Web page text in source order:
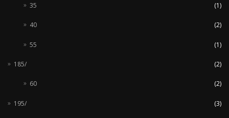
35 (1)
40 (2)
55 (1)
185/ (2)
60 (2)
195/ (3)